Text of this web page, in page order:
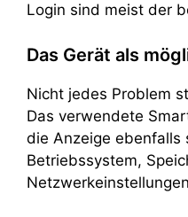
Login sind meist der
Das Gerät als
Nicht jedes Problem
Das verwendete
die Anzeige ebenfalls
Betriebssystem,